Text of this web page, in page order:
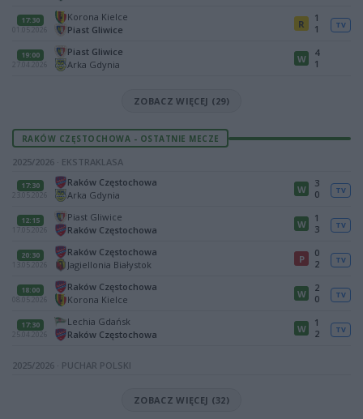
17:30
01.05.2026
Korona Kielce
Piast Gliwice
R
1
1
TV
19:00
27.04.2026
Piast Gliwice
Arka Gdynia
W
4
1
ZOBACZ WIĘCEJ (29)
RAKÓW CZĘSTOCHOWA - OSTATNIE MECZE
2025/2026 · EKSTRAKLASA
17:30
23.05.2026
Raków Częstochowa
Arka Gdynia
W
3
0
TV
12:15
17.05.2026
Piast Gliwice
Raków Częstochowa
W
1
3
TV
20:30
13.05.2026
Raków Częstochowa
Jagiellonia Białystok
P
0
2
TV
18:00
08.05.2026
Raków Częstochowa
Korona Kielce
W
2
0
TV
17:30
25.04.2026
Lechia Gdańsk
Raków Częstochowa
W
1
2
TV
2025/2026 · PUCHAR POLSKI
ZOBACZ WIĘCEJ (32)